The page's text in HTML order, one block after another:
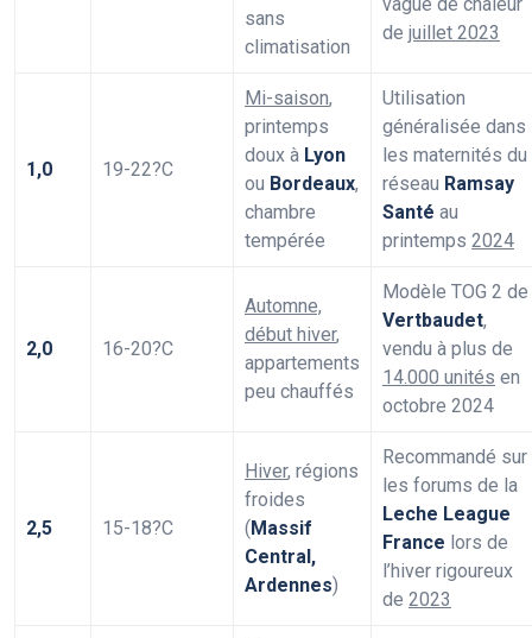
sans
climatisation
vague de chaleur
de juillet 2023
1,0 19-22?C
Mi-saison,
printemps
doux à Lyon
ou Bordeaux,
chambre
tempérée
Utilisation
généralisée dans
les maternités du
réseau Ramsay
Santé au
printemps 2024
2,0 16-20?C
Automne,
début hiver,
appartements
peu chauffés
Modèle TOG 2 de
Vertbaudet,
vendu à plus de
14.000 unités en
octobre 2024
2,5 15-18?C
Hiver, régions
froides
( Massif
Central,
Ardennes)
Recommandé sur
les forums de la
Leche League
France lors de
l’hiver rigoureux
de 2023